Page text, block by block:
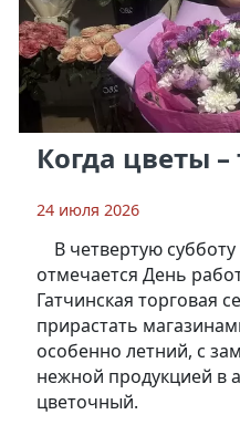
Когда цветы
24 июля 2026
В четвертую
отмечается День
Гатчинская торговая
прирастать
особенно летний, с
нежной продукцией в
цветочный.